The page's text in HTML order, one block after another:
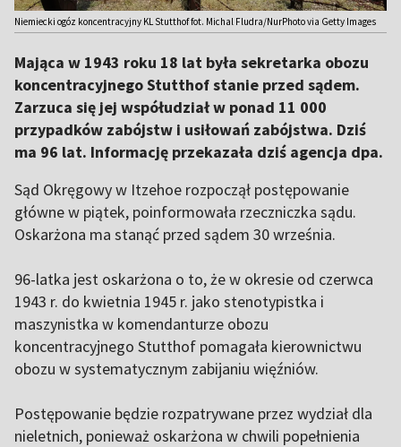
Niemiecki ogóz koncentracyjny KL Stutthof fot. Michal Fludra/NurPhoto via Getty Images
Mająca w 1943 roku 18 lat była sekretarka obozu
koncentracyjnego Stutthof stanie przed sądem.
Zarzuca się jej współudział w ponad 11 000
przypadków zabójstw i usiłowań zabójstwa. Dziś
ma 96 lat. Informację przekazała dziś agencja dpa.
Sąd Okręgowy w Itzehoe rozpoczął postępowanie
główne w piątek, poinformowała rzeczniczka sądu.
Oskarżona ma stanąć przed sądem 30 września.
96-latka jest oskarżona o to, że w okresie od czerwca
1943 r. do kwietnia 1945 r. jako stenotypistka i
maszynistka w komendanturze obozu
koncentracyjnego Stutthof pomagała kierownictwu
obozu w systematycznym zabijaniu więźniów.
Postępowanie będzie rozpatrywane przez wydział dla
nieletnich, ponieważ oskarżona w chwili popełnienia